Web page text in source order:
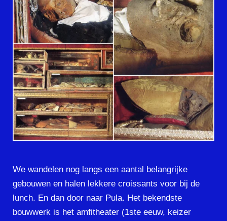
We wandelen nog langs een aantal belangrijke
gebouwen en halen lekkere croissants voor bij de
lunch. En dan door naar Pula. Het bekendste
bouwwerk is het amfitheater (1ste eeuw, keizer